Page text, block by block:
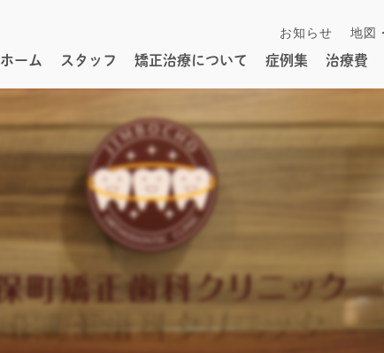
お知らせ 地図
ホーム スタッフ 矯正治療について 症例集 治療費